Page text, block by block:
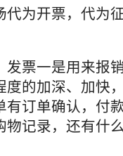
为开票，代为
票一是用来报
的加深、加快
订单确认，付
记录，还有什